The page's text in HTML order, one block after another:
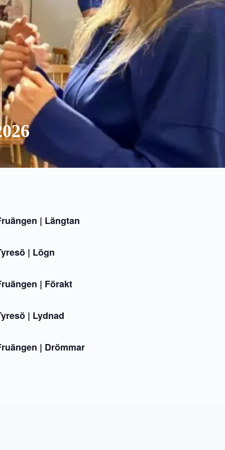
| Längtan
| Lögn
| Förakt
| Lydnad
| Drömmar